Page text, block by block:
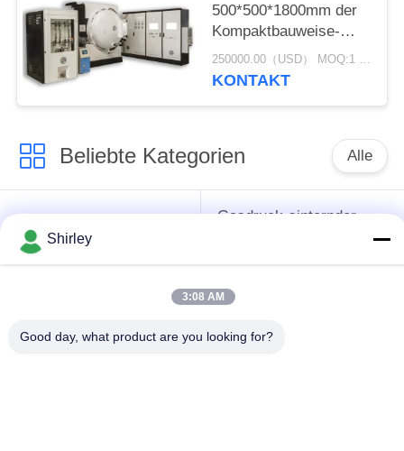
500*500*1800mm der
Kompaktbauweise-
hohen Temperatur
Vakuum
250000.00（USD） MOQ:1 Satz
KONTAKT
Beliebte Kategorien Alle
Sinterhüftenofen
Gasdruck-sinternder
MIM sinternder Ofen
Shirley
3:08 AM
Good day, what product are you looking for?